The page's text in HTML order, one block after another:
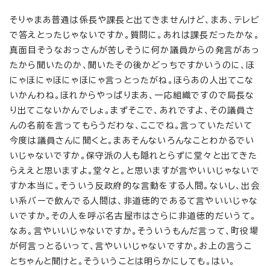
そりゃまあ普通は係長や課長と出てきませんけど、まあ、テレビ
で答えとったじゃないですか。質問に。あれは課長だったかな。
真面目そうなおっさんが苦しそうに何か議員からの発言があっ
たから聞いたのか、聞いたその後かどっちですかいうのに、ほ
にゃほにゃほにゃほにゃ言っとったがね。ほらあの人出てこな
いかんわね。ほれからやっぱりまあ、一応組織ですので局長な
り出てこないかんでしょ。まずそこで、あれですよ、その議員さ
んの名前を言ってもらうだわな、ここでね。言っていただいて
今度は議員さんに聞くと。まあそんないろんなことわかるでい
いじゃないですか。保守派の人も隠れとらずに堂々と出てきた
らええと思いますよ。堂々と。と思いますが言やいいじゃないで
すか本当に。そういう反政府的な言動をする人間。ないし、出会
い系バーで飲んでる人間は、非道徳的であるて言やいいじゃな
いですか。その人を呼ぶ名古屋市はさらに非道徳的だいうて。
なあ。言やいいじゃないですか。そういうもんだ言って、町役場
が何言っとるいって、言やいいじゃないですか。お上の言うこ
とちゃんと聞けと。そういうことは明らかにしても。はい。